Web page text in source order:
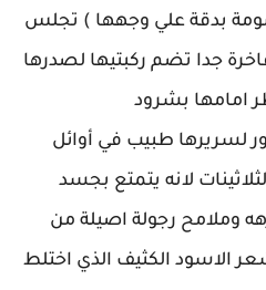
بدقة علي وجهها ) تجلس
جدا تضم ركبتيها لصدرها
امامها بشرود
لسريرها طبيب في أوائل
لانه يتمتع بجسد
وملامح رجولة اصيلة من
الاسود الكثيف الذي اختلط